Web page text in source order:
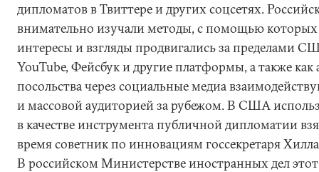
дипломатов в Твиттере и других соцсетях.
внимательно изучали методы, с помощью которых
интересы и взгляды продвигались за пределами
YouTube, Фейсбук и другие платформы, а также как
посольства через социальные медиа
и массовой аудиторией за рубежом. В США
в качестве инструмента публичной дипломатии
время советник по инновациям госсекретаря
В российском Министерстве иностранных дел